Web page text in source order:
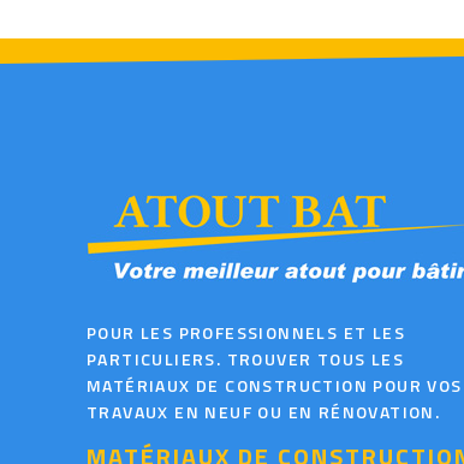
POUR LES PROFESSIONNELS ET LES
PARTICULIERS. TROUVER TOUS LES
MATÉRIAUX DE CONSTRUCTION POUR VOS
TRAVAUX EN NEUF OU EN RÉNOVATION.
MATÉRIAUX DE